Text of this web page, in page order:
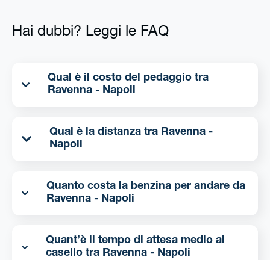
Hai dubbi? Leggi le FAQ
Qual è il costo del pedaggio tra
Ravenna - Napoli
Qual è la distanza tra Ravenna -
Napoli
Quanto costa la benzina per andare da
Ravenna - Napoli
Quant’è il tempo di attesa medio al
casello tra Ravenna - Napoli